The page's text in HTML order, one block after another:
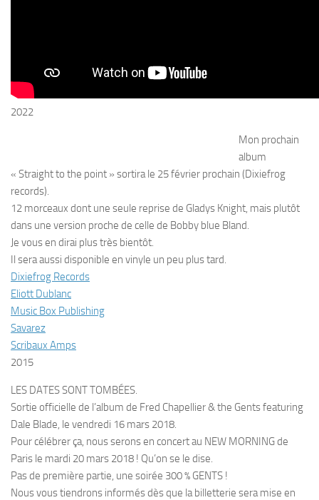
2022
Mon prochain
album
« Straight to the point » sortira le 25 février prochain (Dixiefrog
records).
12 morceaux dont une seule reprise de Gladys Knight, mais plutôt
dans une version proche de celle de Bobby blue Bland.
Je vous en dirai plus très bientôt.
Il sera aussi disponible en vinyle un peu plus tard.
Dixiefrog Records
Eliott Dublanc
Music Box Publishing
Savarez
Scribaux Amps
2015
LES DATES SONT TOMBÉES.
Sortie officielle de l’album de Fred Chapellier & the Gents featuring
Dale Blade, le vendredi 16 mars 2018.
Pour célébrer ça, nous serons en concert au NEW MORNING de
Paris le mardi 20 mars 2018 ! Qu’on se le dise.
Pas de première partie, une soirée 300 % GENTS !
Nous vous tiendrons informés dès que la billetterie sera mise en